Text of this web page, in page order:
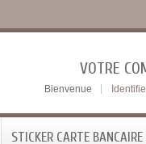
VOTRE
Bienvenue
STICKER CARTE BANCAIRE